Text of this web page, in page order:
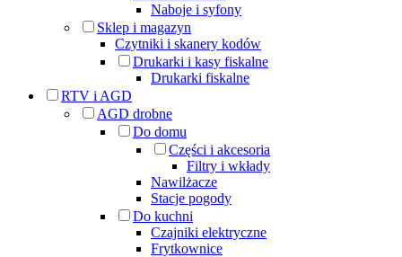
Naboje i syfony
Sklep i magazyn
Czytniki i skanery kodów
Drukarki i kasy fiskalne
Drukarki fiskalne
RTV i AGD
AGD drobne
Do domu
Części i akcesoria
Filtry i wkłady
Nawilżacze
Stacje pogody
Do kuchni
Czajniki elektryczne
Frytkownice